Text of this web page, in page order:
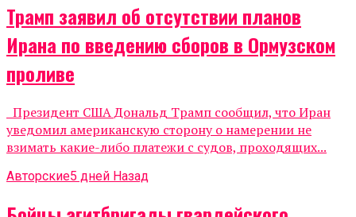
Трамп заявил об отсутствии планов
Ирана по введению сборов в Ормузском
проливе
Президент США Дональд Трамп сообщил, что Иран
уведомил американскую сторону о намерении не
взимать какие-либо платежи с судов, проходящих...
Авторские5 дней Назад